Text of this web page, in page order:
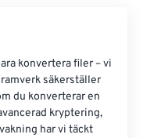
konvertera filer – vi
säkerställer
du konverterar en
kryptering,
har vi täckt